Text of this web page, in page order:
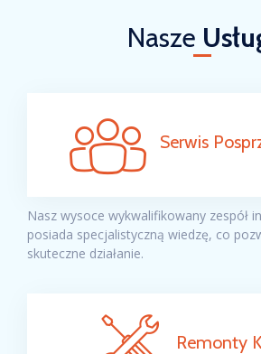
Nasze
Serwis
Nasz wysoce wykwalifikowany zespół
posiada specjalistyczną wiedzę, co
skuteczne działanie.
Remonty